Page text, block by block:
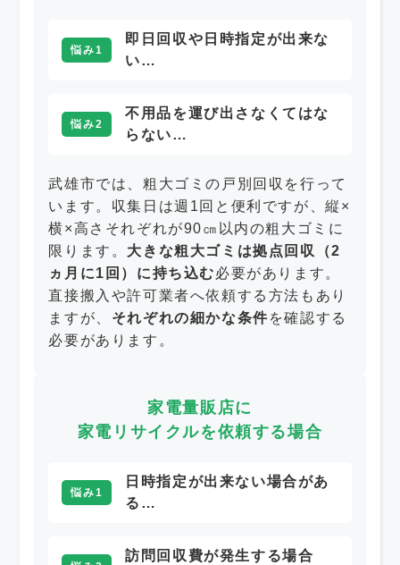
悩み1
即日回収や日時指定が出来な
い…
悩み2
不用品を運び出さなくてはな
らない…
武雄市では、粗大ゴミの戸別回収を行って
います。収集日は週1回と便利ですが、縦×
横×高さそれぞれが90㎝以内の粗大ゴミに
限ります。 大きな粗大ゴミは拠点回収（2
ヵ月に1回）に持ち込む必要があります。
直接搬入や許可業者へ依頼する方法もあり
ますが、 それぞれの細かな条件を確認する
必要があります。
家電量販店に
家電リサイクルを依頼する場合
悩み1
日時指定が出来ない場合があ
る…
訪問回収費が発生する場合